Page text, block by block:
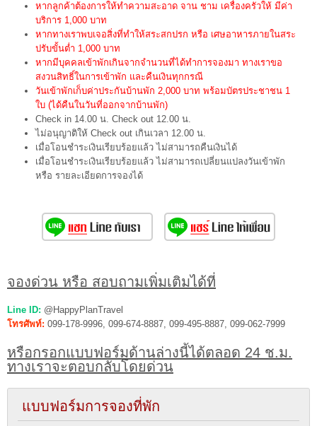
หากลูกค้าต้องการให้ทำความสะอาด จาน ชาม เครื่องครัวให้ มีค่า
บริการ 1,000 บาท
หากทางเราพบเจอสิ่งที่ทำให้สระสกปรก หรือ เศษอาหารภายในสระ
ปรับขั้นต่ำ 1,000 บาท
หากมีบุคคลเข้าพักเกินจากจำนวนที่ได้ทำการจองมา ทางเราขอ
สงวนสิทธิ์ในการเข้าพัก และคืนเงินทุกกรณี
วันเข้าพักเก็บค่าประกันบ้านพัก 2,000 บาท พร้อมบัตรประชาชน 1
ใบ (ได้คืนในวันที่ออกจากบ้านพัก)
Check in 14.00 น. Check out 12.00 น.
ไม่อนุญาติให้ Check out เกินเวลา 12.00 น.
เมื่อโอนชำระเงินเรียบร้อยแล้ว ไม่สามารถคืนเงินได้
เมื่อโอนชำระเงินเรียบร้อยแล้ว ไม่สามารถเปลี่ยนแปลงวันเข้าพัก
หรือ รายละเอียดการจองได้
จองด่วน หรือ สอบถามเพิ่มเติมได้ที่
Line ID: @HappyPlanTravel
โทรศัพท์: 099-178-9996, 099-674-8887, 099-495-8887, 099-062-7999
หรือกรอกแบบฟอร์มด้านล่างนี้ได้ตลอด 24 ช.ม.
ทางเราจะตอบกลับโดยด่วน
แบบฟอร์มการจองที่พัก